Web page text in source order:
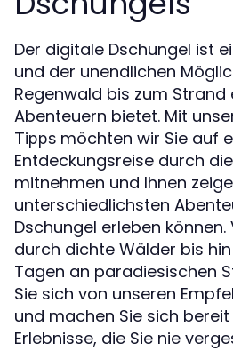
Der digitale Dschungel ist
und der unendlichen
Regenwald bis zum Strand
Abenteuern bietet. Mit
Tipps möchten wir Sie auf
Entdeckungsreise durch
mitnehmen und Ihnen
unterschiedlichsten
Dschungel erleben
durch dichte Wälder bis
Tagen an paradiesischen
Sie sich von unseren
und machen Sie sich
Erlebnisse, die Sie nie